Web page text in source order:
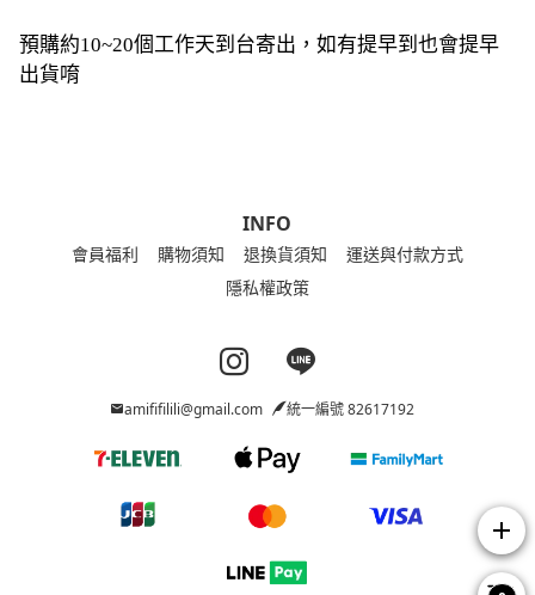
預購約10~20個工作天到台寄出，如有提早到也會提早
出貨唷
INFO
會員福利 購物須知 退換貨須知
運送與付款方式
隱私權政策
Instagram page
Line page
amififilili@gmail.com 統一編號 82617192
add